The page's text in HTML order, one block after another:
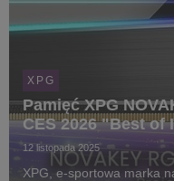
XPG
Pamięć XPG
CES 2026 "Best of
12 listopada 2025
XPG, e-sportowa marka